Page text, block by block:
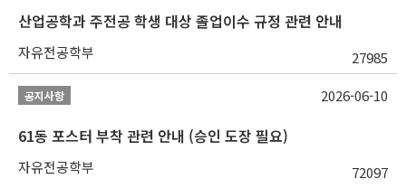
산업공학과 주전공 학생 대상 졸업이수 규정 관련 안내
자유전공학부 27985
공지사항
61동 포스터 부착 관련 안내 (승인 도장 필요)
자유전공학부 72097
2026-06-10